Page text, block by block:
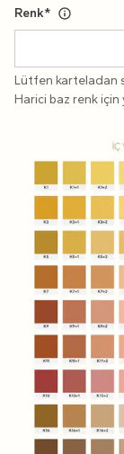
Renk*
Lütfen karteladan
Harici baz renk için